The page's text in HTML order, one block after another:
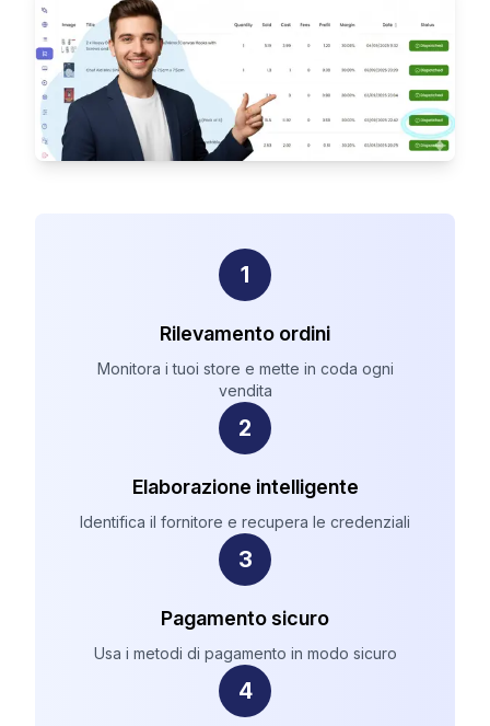
1
Rilevamento ordini
Monitora i tuoi store e mette in coda ogni
vendita
2
Elaborazione intelligente
Identifica il fornitore e recupera le credenziali
3
Pagamento sicuro
Usa i metodi di pagamento in modo sicuro
4